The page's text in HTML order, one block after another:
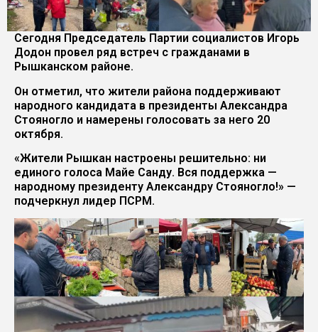
Сегодня Председатель Партии социалистов Игорь
Додон провел ряд встреч с гражданами в
Рышканском районе.
Он отметил, что жители района поддерживают
народного кандидата в президенты Александра
Стояногло и намерены голосовать за него 20
октября.
«Жители Рышкан настроены решительно: ни
единого голоса Майе Санду. Вся поддержка —
народному президенту Александру Стояногло!» —
подчеркнул лидер ПСРМ.